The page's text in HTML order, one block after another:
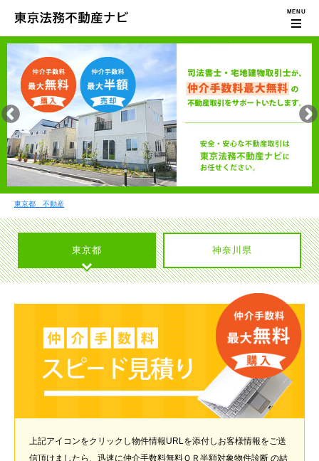
東京都 不動産
東京都 神奈川県
上記アイコンをクリックし物件情報URLを添付しお客様情報をご送
信頂けましたら、迅速に仲介手数料無料ＯＲ半額対象物件診断 の結